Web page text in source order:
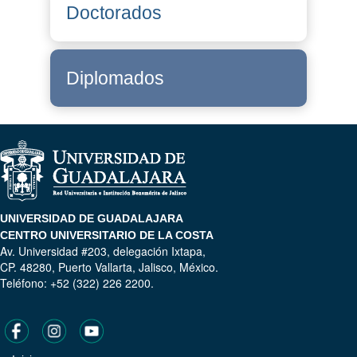
Doctorados
Diplomados
UNIVERSIDAD DE GUADALAJARA
CENTRO UNIVERSITARIO DE LA COSTA
Av. Universidad #203, delegación Ixtapa,
CP. 48280, Puerto Vallarta, Jalisco, México.
Teléfono: +52 (322) 226 2200.